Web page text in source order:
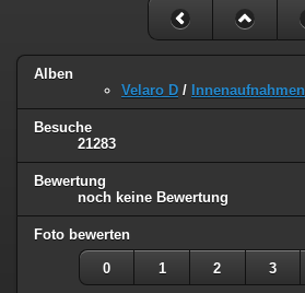
Alben
Velaro D / Innenaufnahmen
Besuche
21283
Bewertung
noch keine Bewertung
Foto bewerten
0 1 2 3